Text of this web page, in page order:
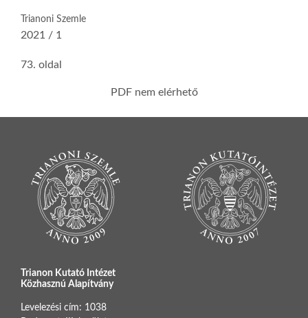
Trianoni Szemle
2021 / 1
73. oldal
PDF nem elérhető
Trianon Kutató Intézet
Közhasznú Alapítvány
Levelezési cím: 1038